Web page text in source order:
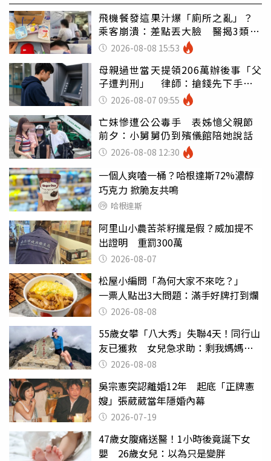
飛機餐發這果汁爆「廁所之亂」？
乘客崩潰：差點丟大臉 醫揭3類人
別亂喝
2026-08-08 15:53
母親過世當天提領206萬辦後事「父
子遭判刑」 律師：搶錢先下手是
罪 2026-08-07 09:55
亡妹慘遭公公毒手 表姊憶父親節
前夕：小舅舅仍到殯儀館陪她說話
2026-08-08 12:30
一個人爽嗑一桶？哈根達斯72%濃醇
巧克力 掀脆友共鳴
哈根達斯
阿里山小農苦茶籽攏是假？威加提不
出證明 重罰300萬
2026-08-07
松屋小編問「為何大家不來吃？」
一票人點出3大問題：滿手好牌打到爛
2026-08-08
55歲女攀「八大秀」失聯4天！同行山
友已獲救 女兒急求助：剩我媽媽還
沒找到
2026-08-08
吳宗憲突認離婚12年 起底「正牌憲
嫂」張葳葳當年隱婚內幕
2026-07-19
47歲女腹痛送醫！1小時後竟誕下女
嬰 26歲女兒：以為只是變胖